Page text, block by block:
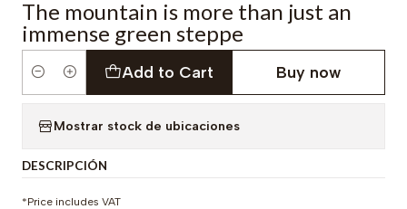
The mountain is more than just an
immense green steppe
Quantity
Add to Cart Buy now
Mostrar stock de ubicaciones
DESCRIPCIÓN
*Price includes VAT